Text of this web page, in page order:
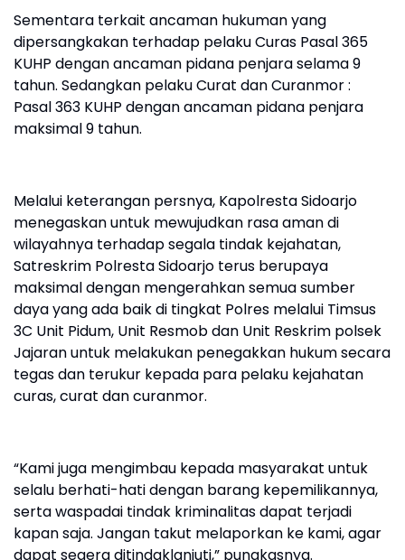
Sementara terkait ancaman hukuman yang
dipersangkakan terhadap pelaku Curas Pasal 365
KUHP dengan ancaman pidana penjara selama 9
tahun. Sedangkan pelaku Curat dan Curanmor :
Pasal 363 KUHP dengan ancaman pidana penjara
maksimal 9 tahun.
Melalui keterangan persnya, Kapolresta Sidoarjo
menegaskan untuk mewujudkan rasa aman di
wilayahnya terhadap segala tindak kejahatan,
Satreskrim Polresta Sidoarjo terus berupaya
maksimal dengan mengerahkan semua sumber
daya yang ada baik di tingkat Polres melalui Timsus
3C Unit Pidum, Unit Resmob dan Unit Reskrim polsek
Jajaran untuk melakukan penegakkan hukum secara
tegas dan terukur kepada para pelaku kejahatan
curas, curat dan curanmor.
“Kami juga mengimbau kepada masyarakat untuk
selalu berhati-hati dengan barang kepemilikannya,
serta waspadai tindak kriminalitas dapat terjadi
kapan saja. Jangan takut melaporkan ke kami, agar
dapat segera ditindaklanjuti,” pungkasnya.